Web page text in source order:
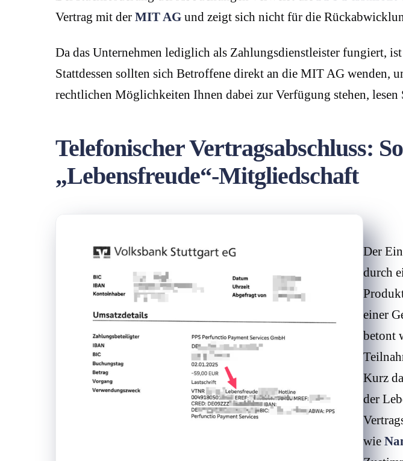
Vertrag mit der MIT AG und zeigt sich nicht für die
Da das Unternehmen lediglich als Zahlungsdienstleister fungiert,
Stattdessen sollten sich Betroffene direkt an die MIT AG wenden,
rechtlichen Möglichkeiten Ihnen dabei zur Verfügung stehen, lesen
Telefonischer Vertragsabschluss:
„Lebensfreude“-Mitgliedschaft
Der
durch
einer
betont
Kurz
der
wie